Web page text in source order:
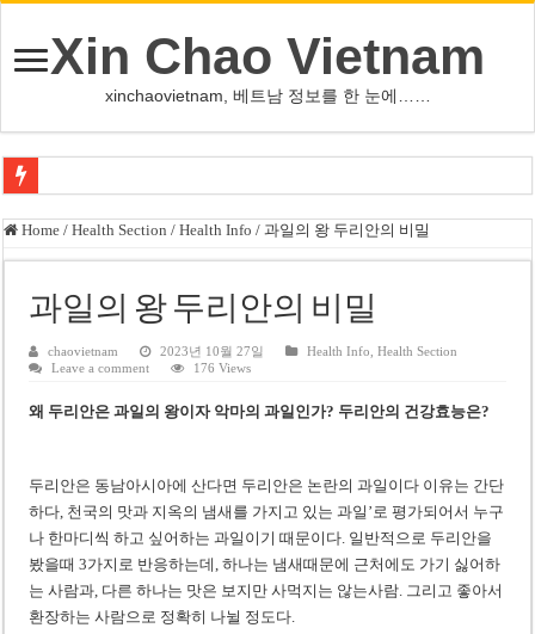
Xin Chao Vietnam
xinchaovietnam, 베트남 정보를 한 눈에……
오덕 목사, 32년 베트남 삶 담은 첫 디카시집 ‘한 컷의 서정’ 출간
베트남 화학·플라스틱 기업 납세 상위 10곳 공개…절반은 국영기업
MWG 대표 “올해 이익 목표 9조2천억동, 2~3개월 조기 달성 자신”
미화원 쪽방 휴게실 논란…허리도 못 펴는 열악한 환경
호찌민시, 올해 국경절 연휴 5일 연속 휴무 확정… 8월 29일~9월 2일
미 국방부, 육군 참모총장 임명 난항
조세심판원, 배우 유연석 30억 세금 불복 청구 기각
Home / Health Section / Health Info / 과일의 왕 두리안의 비밀
과일의 왕 두리안의 비밀
chaovietnam 2023년 10월 27일 Health Info ,Health Section
Leave a comment
176 Views
왜 두리안은 과일의 왕이자 악마의 과일인가? 두리안의 건강효능은?
두리안은 동남아시아에 산다면 두리안은 논란의 과일이다 이유는 간단
하다, 천국의 맛과 지옥의 냄새를 가지고 있는 과일’로 평가되어서 누구
나 한마디씩 하고 싶어하는 과일이기 때문이다. 일반적으로 두리안을
봤을때 3가지로 반응하는데, 하나는 냄새때문에 근처에도 가기 싫어하
는 사람과, 다른 하나는 맛은 보지만 사먹지는 않는사람. 그리고 좋아서
환장하는 사람으로 정확히 나뉠 정도다.